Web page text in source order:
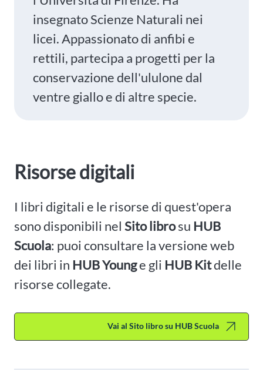
insegnato Scienze Naturali nei
licei. Appassionato di anfibi e
rettili, partecipa a progetti per la
conservazione dell'ululone dal
ventre giallo e di altre specie.
Risorse digitali
I libri digitali e le risorse di quest'opera
sono disponibili nel Sito librosu HUB
Scuola: puoi consultare la versione web
dei libri in HUB Younge gli HUB Kitdelle
risorse collegate.
Vai al Sito libro su HUB Scuola